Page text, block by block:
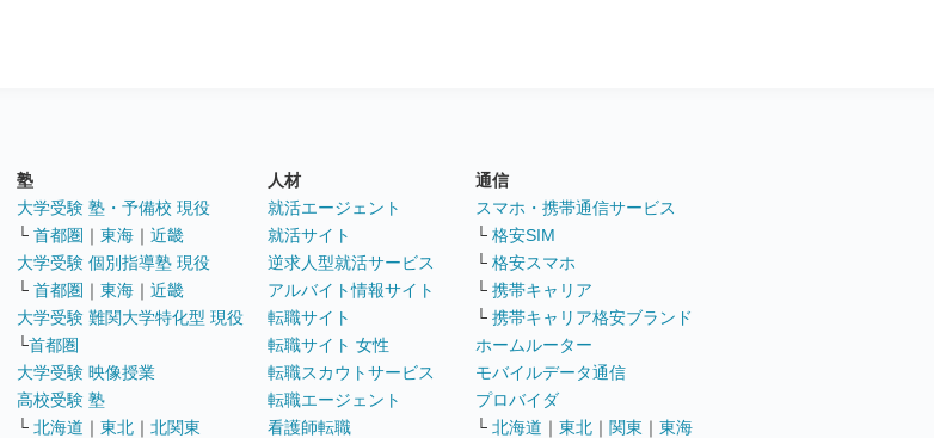
塾
大学受験 塾・予備校 現役
└ 首都圏 ｜ 東海 ｜ 近畿
大学受験 個別指導塾 現役
└ 首都圏 ｜ 東海 ｜ 近畿
大学受験 難関大学特化型 現役
└首都圏
大学受験 映像授業
高校受験 塾
└ 北海道 ｜ 東北 ｜ 北関東
人材
就活エージェント
就活サイト
逆求人型就活サービス
アルバイト情報サイト
転職サイト
転職サイト 女性
転職スカウトサービス
転職エージェント
看護師転職
通信
スマホ・携帯通信サービス
└ 格安SIM
└ 格安スマホ
└ 携帯キャリア
└ 携帯キャリア格安ブランド
ホームルーター
モバイルデータ通信
プロバイダ
└ 北海道 ｜ 東北 ｜ 関東 ｜ 東海